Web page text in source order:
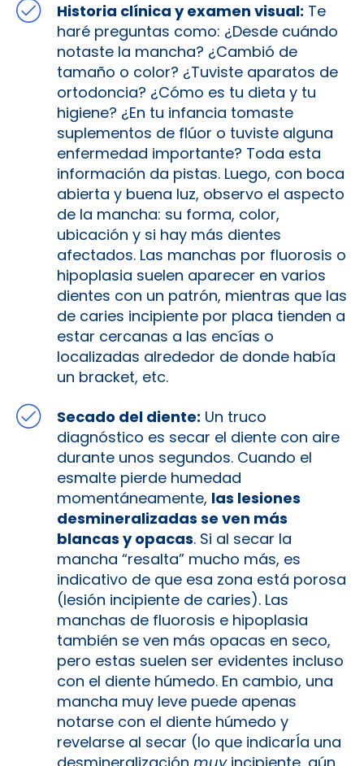
Historia clínica y examen visual: Te
haré preguntas como: ¿Desde cuándo
notaste la mancha? ¿Cambió de
tamaño o color? ¿Tuviste aparatos de
ortodoncia? ¿Cómo es tu dieta y tu
higiene? ¿En tu infancia tomaste
suplementos de flúor o tuviste alguna
enfermedad importante? Toda esta
información da pistas. Luego, con boca
abierta y buena luz, observo el aspecto
de la mancha: su forma, color,
ubicación y si hay más dientes
afectados. Las manchas por fluorosis o
hipoplasia suelen aparecer en varios
dientes con un patrón, mientras que las
de caries incipiente por placa tienden a
estar cercanas a las encías o
localizadas alrededor de donde había
un bracket, etc.
Secado del diente: Un truco
diagnóstico es secar el diente con aire
durante unos segundos. Cuando el
esmalte pierde humedad
momentáneamente, las lesiones
desmineralizadas se ven más
blancas y opacas. Si al secar la
mancha “resalta” mucho más, es
indicativo de que esa zona está porosa
(lesión incipiente de caries). Las
manchas de fluorosis e hipoplasia
también se ven más opacas en seco,
pero estas suelen ser evidentes incluso
con el diente húmedo. En cambio, una
mancha muy leve puede apenas
notarse con el diente húmedo y
revelarse al secar (lo que indicarÍa una